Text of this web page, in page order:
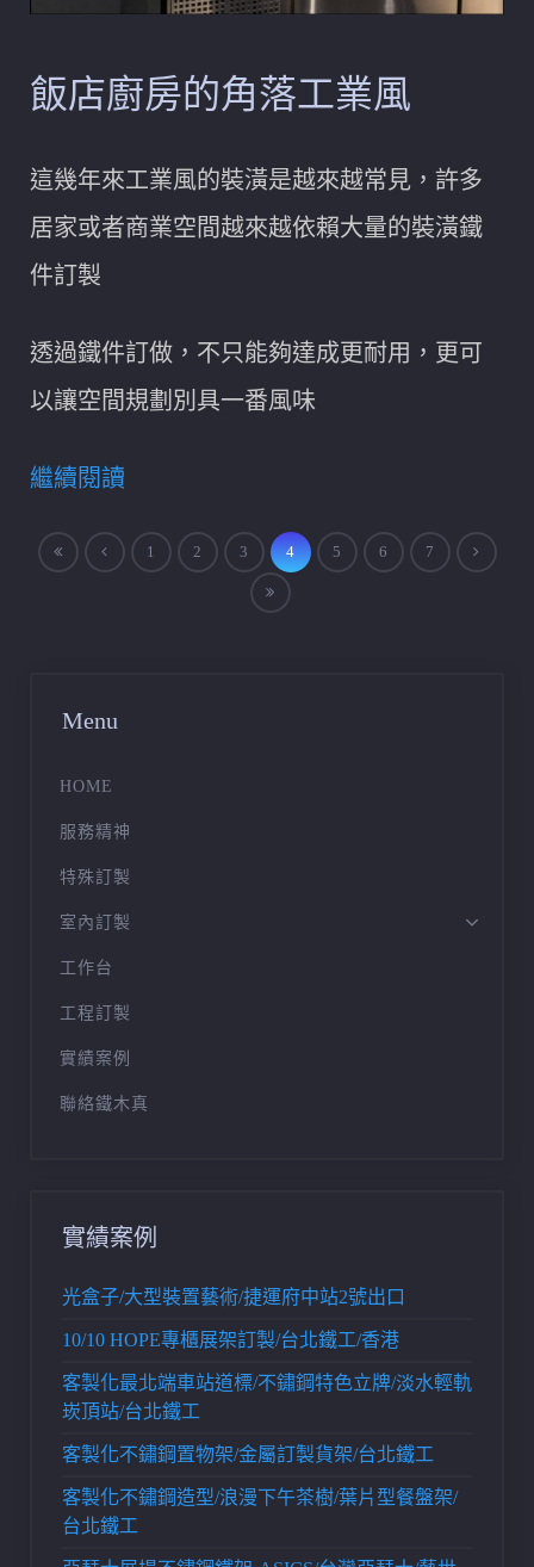
飯店廚房的角落工業風
這幾年來工業風的裝潢是越來越常見，許多
居家或者商業空間越來越依賴大量的裝潢鐵
件訂製
透過鐵件訂做，不只能夠達成更耐用，更可
以讓空間規劃別具一番風味
繼續閱讀
1 2 3 4 5 6 7
Menu
HOME
服務精神
特殊訂製
室內訂製
工作台
工程訂製
實績案例
聯絡鐵木真
實績案例
光盒子/大型裝置藝術/捷運府中站2號出口
10/10 HOPE專櫃展架訂製/台北鐵工/香港
客製化最北端車站道標/不鏽鋼特色立牌/淡水輕軌
崁頂站/台北鐵工
客製化不鏽鋼置物架/金屬訂製貨架/台北鐵工
客製化不鏽鋼造型/浪漫下午茶樹/葉片型餐盤架/
台北鐵工